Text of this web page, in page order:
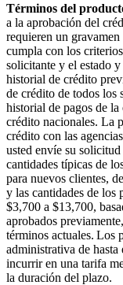
Términos del
a la aprobación del
requieren un
cumpla con los
solicitante y el estado
historial de crédito
de crédito de todos los
historial de pagos de la
crédito nacionales. La
crédito con las
usted envíe su
cantidades típicas de
para nuevos clientes,
y las cantidades de los
$3,700 a $13,700,
aprobados
términos actuales. Los
administrativa de
incurrir en una tarifa
la duración del plazo.